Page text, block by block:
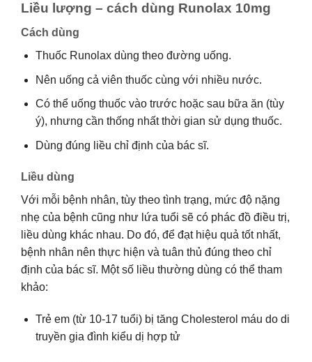
Liều lượng – cách dùng Runolax 10mg
Cách dùng
Thuốc Runolax dùng theo đường uống.
Nên uống cả viên thuốc cùng với nhiều nước.
Có thể uống thuốc vào trước hoặc sau bữa ăn (tùy
ý), nhưng cần thống nhất thời gian sử dụng thuốc.
Dùng đúng liều chỉ định của bác sĩ.
Liều dùng
Với mỗi bệnh nhân, tùy theo tình trạng, mức độ nặng
nhẹ của bệnh cũng như lứa tuổi sẽ có phác đồ điều trị,
liều dùng khác nhau. Do đó, để đạt hiệu quả tốt nhất,
bệnh nhân nên thực hiện và tuân thủ đúng theo chỉ
định của bác sĩ. Một số liều thường dùng có thể tham
khảo:
Trẻ em (từ 10-17 tuổi) bị tăng Cholesterol máu do di
truyền gia đình kiểu dị hợp tử